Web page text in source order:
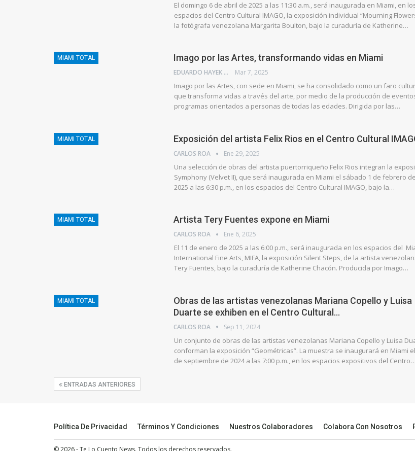
El domingo 6 de abril de 2025 a las 11:30 a.m., será inaugurada en Miami, en
espacios del Centro Cultural IMAGO, la exposición individual “Mourning
la fotógrafa venezolana Margarita Boulton, bajo la curaduría de Katherine…
MIAMI TOTAL Imago por las Artes, transformando vidas en Miami
EDUARDO HAYEK Mar 7, 2025
Imago por las Artes, con sede en Miami, se ha consolidado como un faro
que transforma vidas a través del arte, por medio de la producción de
programas orientados a personas de todas las edades. Dirigida por las…
MIAMI TOTAL Exposición del artista Felix Rios en el Centro Cultural
CARLOS ROA Ene 29, 2025
Una selección de obras del artista puertorriqueño Felix Rios integran la
Symphony (Velvet II), que será inaugurada en Miami el sábado 1 de febrero de
2025 a las 6:30 p.m., en los espacios del Centro Cultural IMAGO, bajo la…
MIAMI TOTAL Artista Tery Fuentes expone en Miami
CARLOS ROA Ene 6, 2025
El 11 de enero de 2025 a las 6:00 p.m., será inaugurada en los espacios del
International Fine Arts, MIFA, la exposición Silent Steps, de la artista
Tery Fuentes, bajo la curaduría de Katherine Chacón. Producida por Imago…
MIAMI TOTAL
Obras de las artistas venezolanas Mariana Copello y Luisa
Duarte se exhiben en el Centro Cultural…
CARLOS ROA Sep 11, 2024
Un conjunto de obras de las artistas venezolanas Mariana Copello y Luisa
conforman la exposición “Geométricas”. La muestra se inaugurará en Miami
de septiembre de 2024 a las 7:00 p.m., en los espacios expositivos del Centro…
ENTRADAS ANTERIORES
Política De Privacidad Términos Y Condiciones Nuestros Colaboradores Colabora Con Nosotros
© 2026 - Te Lo Cuento News. Todos los derechos reservados.